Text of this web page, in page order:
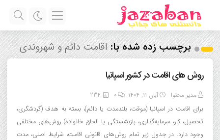
برچسب زده شده با:اقامت دائم و شهروندی
روش های اقامت در کشور اسپانیا
مدیر محتوا آبان ۱۱, ۱۴۰۴ 0
234
برای اقامت در اسپانیا (موقت، بلندمدت یا دائم)، بسته به هدف (گردشگری،
تحصیل، کار، سرمایه‌گذاری، بازنشستگی یا الحاق خانواده) روش‌های مختلفی
وجود دارد. در جدول زیر تمام روش‌های قانونی اقامت، شرایط اصلی، مدت